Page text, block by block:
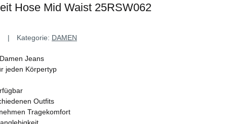
Hose Mid Waist 25RSW062
Kategorie: DAMEN
Jeans
jeden Körpertyp
Outfits
Tragekomfort